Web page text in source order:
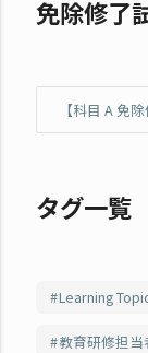
免除修了
【科目 A 免
タグ一覧
Learning
教育研修担当